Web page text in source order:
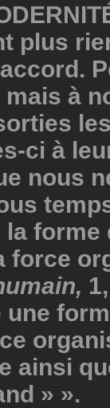
plus
mais à
ci à
nous
forme
force
ainsi
» ».